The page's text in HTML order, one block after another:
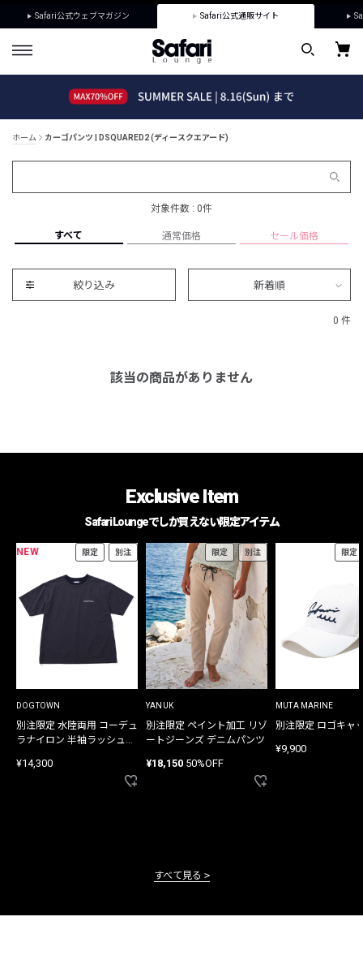
Safari公式ウェブマガジン Safari公式通販サイト
ホーム カーゴパンツ | DSQUARED2 (ディースクエアード)
対象件数 : 0件
すべて 通常価格 セール価格
絞り込み 新着順
0 件
該当の商品がありません
Exclusive Item
Safari Loungeでしか買えない限定アイテム
NEW 限定 別注
DOGTOWN
別注限定 水陸両用 コーデュ
ラナイロン 半袖ラッシュガ
¥14,300
限定 別注
YANUK
別注限定 ペイント加工 リゾ
ートジーンズ デニムパンツ
¥18,150 50%OFF
限定
MUTA MARINE
別注限定 ロゴキャ
¥9,900
すべて見る